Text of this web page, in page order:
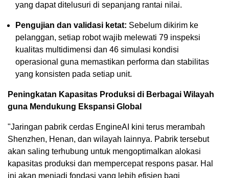
yang dapat ditelusuri di sepanjang rantai nilai.
Pengujian dan validasi ketat: Sebelum dikirim ke
pelanggan, setiap robot wajib melewati 79 inspeksi
kualitas multidimensi dan 46 simulasi kondisi
operasional guna memastikan performa dan stabilitas
yang konsisten pada setiap unit.
Peningkatan Kapasitas Produksi di Berbagai Wilayah
guna Mendukung Ekspansi Global
"Jaringan pabrik cerdas EngineAI kini terus merambah
Shenzhen, Henan, dan wilayah lainnya. Pabrik tersebut
akan saling terhubung untuk mengoptimalkan alokasi
kapasitas produksi dan mempercepat respons pasar. Hal
ini akan menjadi fondasi yang lebih efisien bagi